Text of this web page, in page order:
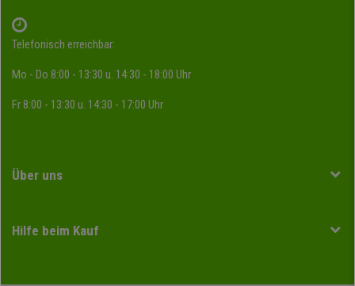
Telefonisch erreichbar:
Mo - Do 8:00 - 13:30 u. 14:30 - 18:00 Uhr
Fr 8:00 - 13:30 u. 14:30 - 17:00 Uhr
Über uns
Hilfe beim Kauf